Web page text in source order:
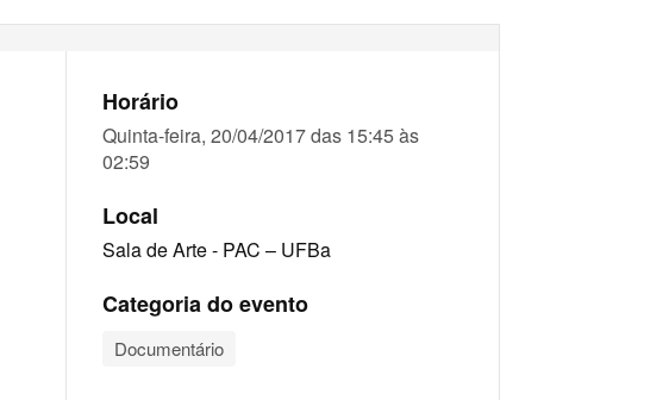
Horário
Quinta-feira, 20/04/2017 das 15:45 às
02:59
Local
Sala de Arte - PAC – UFBa
Categoria do evento
Documentário